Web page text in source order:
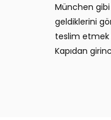
München
geldiklerini
teslim etmek
Kapıdan